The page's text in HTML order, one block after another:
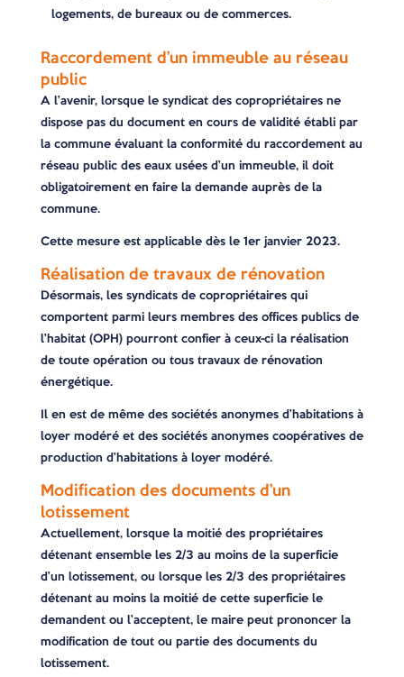
logements, de bureaux ou de commerces.
Raccordement d’un immeuble au réseau
public
A l’avenir, lorsque le syndicat des copropriétaires ne
dispose pas du document en cours de validité établi par
la commune évaluant la conformité du raccordement au
réseau public des eaux usées d’un immeuble, il doit
obligatoirement en faire la demande auprès de la
commune.
Cette mesure est applicable dès le 1er janvier 2023.
Réalisation de travaux de rénovation
Désormais, les syndicats de copropriétaires qui
comportent parmi leurs membres des offices publics de
l’habitat (OPH) pourront confier à ceux-ci la réalisation
de toute opération ou tous travaux de rénovation
énergétique.
Il en est de même des sociétés anonymes d’habitations à
loyer modéré et des sociétés anonymes coopératives de
production d’habitations à loyer modéré.
Modification des documents d’un
lotissement
Actuellement, lorsque la moitié des propriétaires
détenant ensemble les 2/3 au moins de la superficie
d’un lotissement, ou lorsque les 2/3 des propriétaires
détenant au moins la moitié de cette superficie le
demandent ou l’acceptent, le maire peut prononcer la
modification de tout ou partie des documents du
lotissement.